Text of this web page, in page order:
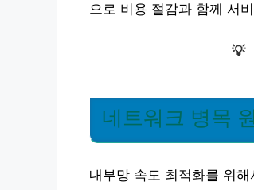
으로 비용 절감과 함께 서
💡
네트워크 병목
내부망 속도 최적화를 위